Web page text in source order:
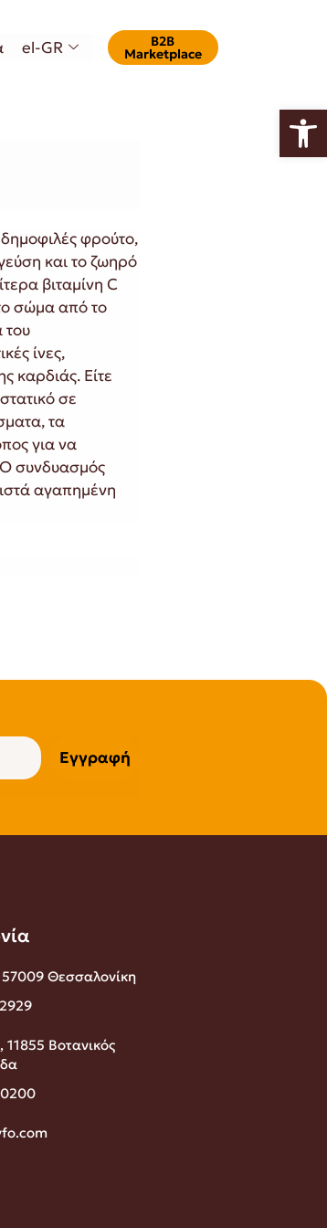
el-GR Β2Β
Marketplace
φρούτο,
και το ζωηρό
βιταμίνη C
σώμα από το
του
ίνες,
καρδιάς. Είτε
σε
τα
για να
συνδυασμός
αγαπημένη
Εγγραφή
Θεσσαλονίκη
Βοτανικός